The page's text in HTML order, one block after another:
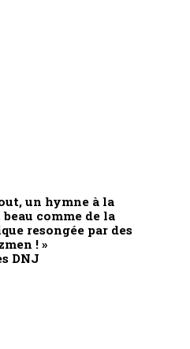
un hymne à la
beau comme de la
resongée par des
! »
DNJ